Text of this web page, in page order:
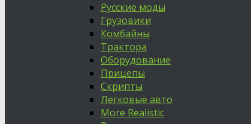
Русские моды
Грузовики
Комбайны
Трактора
Оборудование
Прицепы
Скрипты
Легковые авто
More Realistic